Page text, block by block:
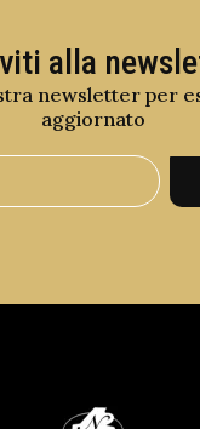
alla
newsletter per
aggiornato